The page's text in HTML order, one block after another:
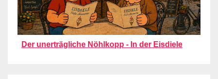
Der unerträgliche Nöhlkopp - In der Eisdiele